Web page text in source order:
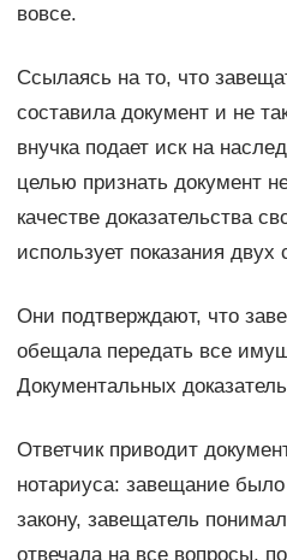
вовсе.
Ссылаясь на то, что
составила документ и не
внучка подает иск на
целью признать документ
качестве доказательства
использует показания двух
Они подтверждают, что
обещала передать все
Документальных
Ответчик приводит
нотариуса: завещание было
закону, завещатель
отвечала на все вопросы,